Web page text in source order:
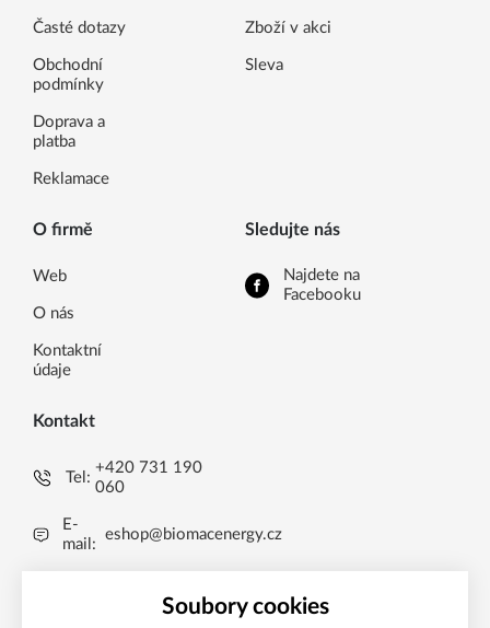
Časté dotazy
Obchodní
podmínky
Doprava a
platba
Reklamace
Zboží v akci
Sleva
O firmě
Web
O nás
Kontaktní
údaje
Sledujte nás
Najdete na
Facebooku
Kontakt
Tel:
+420 731 190
060
E-
mail:
eshop@biomacenergy.cz
Soubory cookies